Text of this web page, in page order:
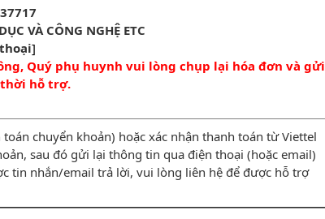
VÀ CÔNG NGHỆ ETC
]
Quý phụ huynh vui lòng chụp lại hóa đơn và gửi
thời hỗ trợ.
chuyển khoản) hoặc xác nhận thanh toán từ Viettel
sau đó gửi lại thông tin qua điện thoại (hoặc email)
tin nhắn/email trả lời, vui lòng liên hệ để được hỗ trợ